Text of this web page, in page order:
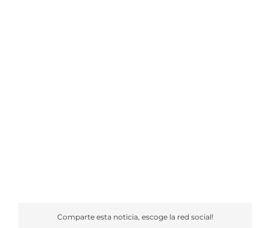
Comparte esta noticia, escoge la red social!